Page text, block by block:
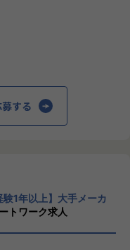
トからエンジニア
者派遣と呼ばれ
支援や最新技術を
ています。
った世の中で技術
うために、エンジ
を考え事業運営を
募する
験1年以上】大手メーカ
トワーク求人